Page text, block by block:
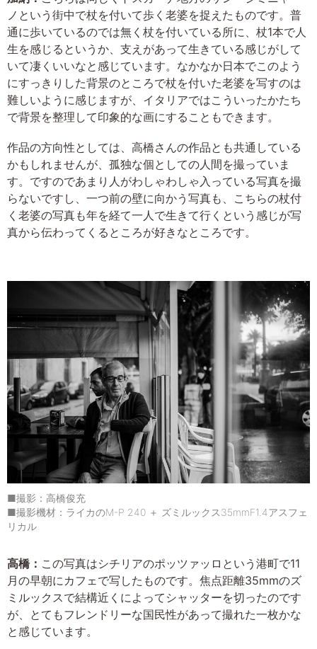
ノという街中で杖を付いて歩く老婆を捉えたものです。普
通に歩いているのでは無く杖を付いている所に、杖1本で人
生を感じるというか、支えがあって生きている感じがして
いて凄くいいなと感じています。なかなか日本でこのよう
にすっきりした背景のところで杖を付いた老婆を写すのは
難しいように感じますが、イタリアではこういったかたち
で背景を整理して印象的な画にすることもできます。
作品の方向性としては、高橋さんの作品とも共通している
かもしれませんが、孤独な個としての人間を撮っていま
す。ですのであまり人がわしゃわしゃ入っている写真を撮
らないですし、一つ前の壁に向かう写真も、こちらの杖付
く老婆の写真も年を経て一人で生きて行くという感じが写
真から伝わってくるところが好きなところです。
■撮影：高橋俊充
■撮影機材：ライカのM-P 240 ＋ ズミルックス35mmF1.4アスフェ
リカル
高橋： この写真はシチリアのポッツァッロという港町で11
月の早朝にカフェで写したものです。焦点距離35mmのズ
ミルックスで結構近くによってシャッターを切ったのです
が、とてもフレンドリーな国民性があって撮れた一枚かな
と感じています。